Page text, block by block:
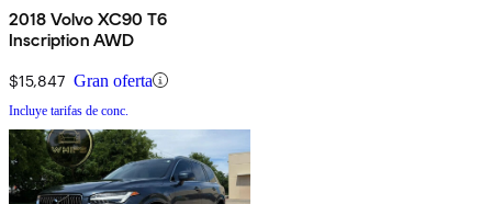
2018 Volvo XC90 T6
Inscription AWD
$15,847 Gran oferta
Incluye tarifas de conc.